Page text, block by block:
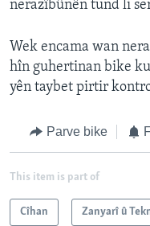
nerazîbûnên tund li
Wek encama wan
hîn guhertinan bike
yên taybet pirtir
Parve bike
This item is part of
Cîhan Zanyarî û